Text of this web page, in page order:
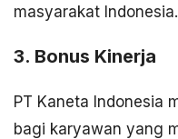
masyarakat Indonesia.
3. Bonus Kinerja
PT Kaneta Indonesia
bagi karyawan yang